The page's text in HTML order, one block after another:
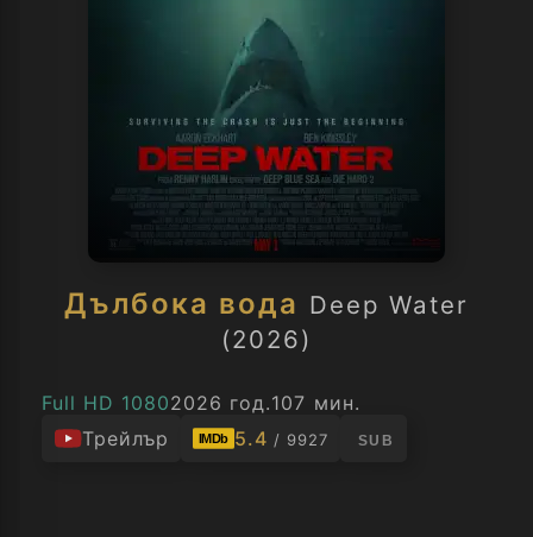
Дълбока вода Deep Water
(2026)
Full HD 10802026 год.107 мин.
Трейлър
IMDb 5.4 / 9927 SUB